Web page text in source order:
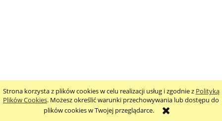
Strona korzysta z plików cookies w celu realizacji usług i zgodnie z Polityką
Plików Cookies. Możesz określić warunki przechowywania lub dostępu do
plików cookies w Twojej przeglądarce.